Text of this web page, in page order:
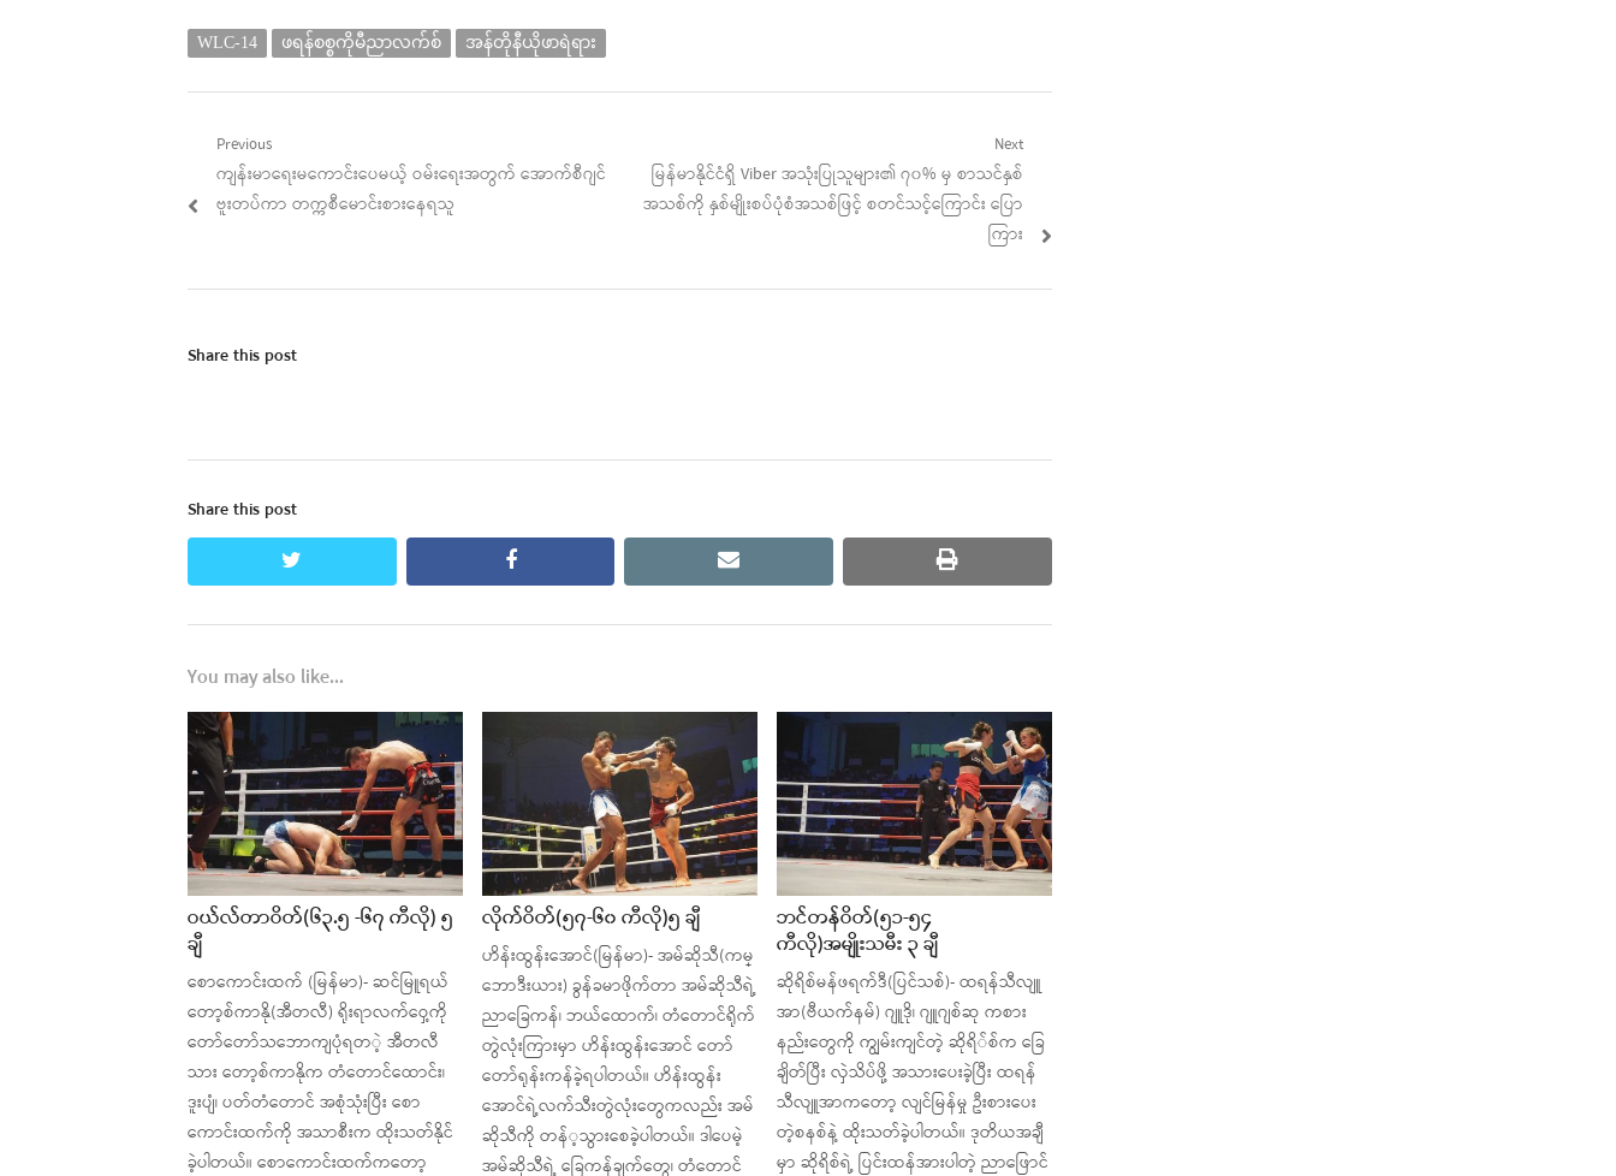
WLC-14 ဖရန်စစ္စကိုမီညာလက်စ် အန်တိုနီယိုဖာရဲရား
Post
navigation
Previous
Previous
post:
ကျန်းမာရေးမကောင်းပေမယ့် ဝမ်းရေးအတွက် အောက်စီဂျင်
ဗူးတပ်ကာ တက္ကစီမောင်းစားနေရသူ
Next
Next
post:
မြန်မာနိုင်ငံရှိ Viber အသုံးပြုသူများ၏ ၇၀% မှ စာသင်နှစ်
အသစ်ကို နှစ်မျိုးစပ်ပုံစံအသစ်ဖြင့် စတင်သင့်ကြောင်း ပြော
ကြား
Share this post
Share this post
facebook email print
You may also like...
ဝယ်​လ်​တာဝိတ်​(၆၃.၅ -၆၇ ကီလို) ၅
ချီ
​စော​ကောင်းထက်​ (မြန်​မာ)- ဆင်​မြူရယ်​​
တော့စ်​ကာနို(အီတလီ) ရိုးရာလက်​​ဝှေ့ကို ​​
တော်​​တော်​သ​ဘောကျပုံရတ​ဲ့ အီတလီ
သား ​တော့စ်​ကာနိုက တံ​တောင်​​ထောင်း၊
ဒူးပျံ၊ ပတ်​တံ​တောင်​ အစုံသုံးပြီး ​စော​
ကောင်းထက်​ကို အသာစီးက ထိုးသတ်​နိုင်​
ခဲ့ပါတယ်​။ ​စော​ကောင်းထက်​က​တော့
လိုက်​ဝိတ်​(၅၇-၆၀ ကီလို)၅ ချီ
ဟိန်းထွန်း​အောင်​(မြန်​မာ)- အမ်​ဆိုသီ(က​မ္
ဘောဒီးယား) ခွန်​ခမာဖိုက်​တာ အမ်​ဆိုသီရဲ့
ညာ​ခြေကန်​၊ ဘယ်​​ထောက်​၊ တံ​တောင်​ရိုက်​
တွဲလုံးကြားမှာ ဟိန်းထွန်း​အောင်​ ​တော်​​
တော်​ရုန်းကန်​ခဲ့ရပါတယ်​။ ဟိန်းထွန်း
အောင်​ရဲ့လက်​သီးတွဲလုံး​တွေကလည်း အမ်​
ဆိုသီကို တန်​့သွား​စေခဲ့ပါတယ်​။ ဒါ​ပေမဲ့
အမ်​ဆိုသီရဲ့ ​ခြေကန်​ချက်​​တွေ​​၊ တံ​တောင်​
ဘင်​တန်​ဝိတ်​(၅၁-၅၄
ကီလို)အမျိုးသမီး ၃ ချီ
ဆိုရိစ်​မန်​ဖရက်​ဒီ(ပြင်​သစ်​)- ထရန်​သီလျူ
အာ(ဗီယက်​နမ်​) ဂျူဒို၊ ဂျူဂျစ်​ဆု ကစား
နည်း​တွေကို ကျွမ်းကျင်​တဲ့ ဆိုရိ်​စ်​က ​ခြေ
ချိတ်​ပြီး လှဲသိပ်​ဖို့ အသား​ပေးခဲ့ပြီး ထရန်​
သီလျူအာက​တော့ လျင်​မြန်​မှု ဦးစား​ပေး
တဲ့စနစ်​နဲ့ ထိုးသတ်​ခဲ့ပါတယ်​။ ဒုတိယအချီ
မှာ ဆိုရိစ်​ရဲ့ ပြင်းထန်​အားပါတဲ့ ညာ​​ဖြောင်​